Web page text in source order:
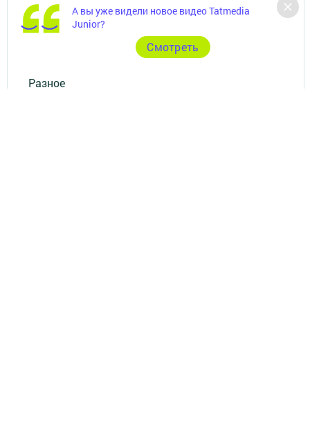
Рекламодателям
Разное
А вы уже видели новое видео Tatmedia
Junior?
Cмотреть